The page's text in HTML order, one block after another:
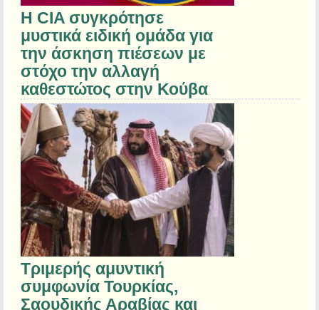
Η CIA συγκρότησε
μυστικά ειδική ομάδα για
την άσκηση πιέσεων με
στόχο την αλλαγή
καθεστώτος στην Κούβα
Τριμερής αμυντική
συμφωνία Τουρκίας,
Σαουδικής Αραβίας και